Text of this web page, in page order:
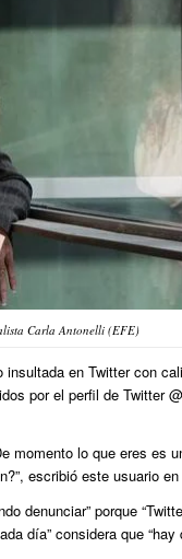
Carla Antonelli (EFE)
en Twitter con
por el perfil de Twitter
momento lo que eres es
escribió este usuario
denunciar” porque
día” considera que